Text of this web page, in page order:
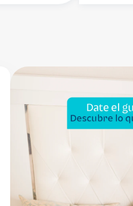
APARTAMENTO